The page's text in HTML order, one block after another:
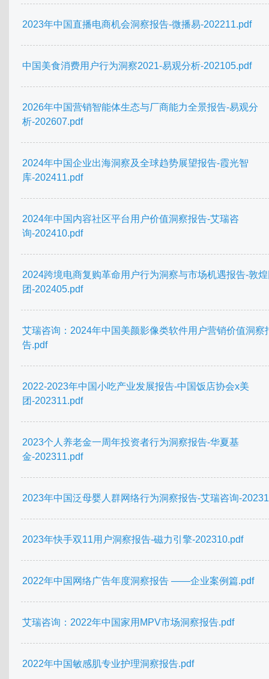
2023年中国直播电商机会洞察报告-微播易-202211.pdf
中国美食消费用户行为洞察2021-易观分析-202105.pdf
2026年中国营销智能体生态与厂商能力全景报告-易观分
析-202607.pdf
2024年中国企业出海洞察及全球趋势展望报告-霞光智
库-202411.pdf
2024年中国内容社区平台用户价值洞察报告-艾瑞咨
询-202410.pdf
2024跨境电商复购革命用户行为洞察与市场机遇报告-敦
团-202405.pdf
艾瑞咨询：2024年中国美颜影像类软件用户营销价值洞察
告.pdf
2022-2023年中国小吃产业发展报告-中国饭店协会x美
团-202311.pdf
2023个人养老金一周年投资者行为洞察报告-华夏基
金-202311.pdf
2023年中国泛母婴人群网络行为洞察报告-艾瑞咨询-
2023年快手双11用户洞察报告-磁力引擎-202310.pdf
2022年中国网络广告年度洞察报告 ——企业案例篇.pdf
艾瑞咨询：2022年中国家用MPV市场洞察报告.pdf
2022年中国敏感肌专业护理洞察报告.pdf